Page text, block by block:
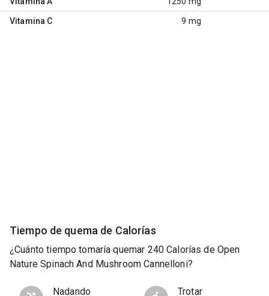
Vitamina C 9 mg
Tiempo de quema de Calorías
¿Cuánto tiempo tomaría quemar 240 Calorías de Open
Nature Spinach And Mushroom Cannelloni?
Nadando Trotar